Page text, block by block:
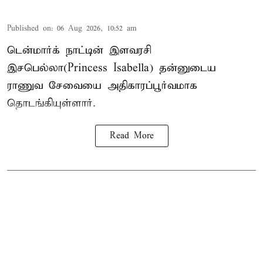
Published on: 06 Aug 2026, 10:52 am
டென்மார்க் நாட்டின் இளவரசி
இசபெல்லா(Princess Isabella) தன்னுடைய
ராணுவ சேவையை அதிகாரப்பூர்வமாக
தொடங்கியுள்ளார்.
Read More